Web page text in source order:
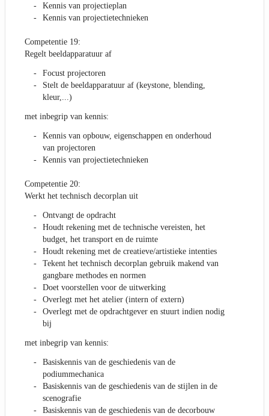
Kennis van projectieplan
Kennis van projectietechnieken
Competentie 19:
Regelt beeldapparatuur af
Focust projectoren
Stelt de beeldapparatuur af (keystone, blending,
kleur,...)
met inbegrip van kennis:
Kennis van opbouw, eigenschappen en onderhoud
van projectoren
Kennis van projectietechnieken
Competentie 20:
Werkt het technisch decorplan uit
Ontvangt de opdracht
Houdt rekening met de technische vereisten, het
budget, het transport en de ruimte
Houdt rekening met de creatieve/artistieke intenties
Tekent het technisch decorplan gebruik makend van
gangbare methodes en normen
Doet voorstellen voor de uitwerking
Overlegt met het atelier (intern of extern)
Overlegt met de opdrachtgever en stuurt indien nodig
bij
met inbegrip van kennis:
Basiskennis van de geschiedenis van de
podiummechanica
Basiskennis van de geschiedenis van de stijlen in de
scenografie
Basiskennis van de geschiedenis van de decorbouw